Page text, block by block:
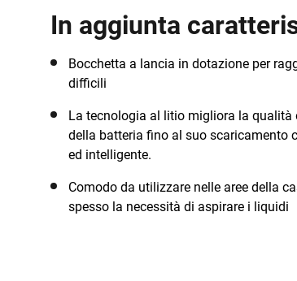
In aggiunta
Bocchetta a lancia in dotazione per
difficili
La tecnologia al litio migliora la qualità
della batteria fino al suo scaricamento
ed intelligente.
Comodo da utilizzare nelle aree della
spesso la necessità di aspirare i liquidi